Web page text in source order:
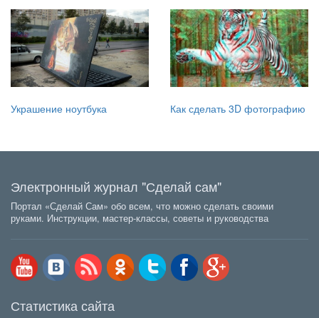
Украшение ноутбука Как сделать 3D фотографию
Электронный журнал "Сделай сам"
Портал «Сделай Сам» обо всем, что можно сделать своими
руками. Инструкции, мастер-классы, советы и руководства
Статистика сайта